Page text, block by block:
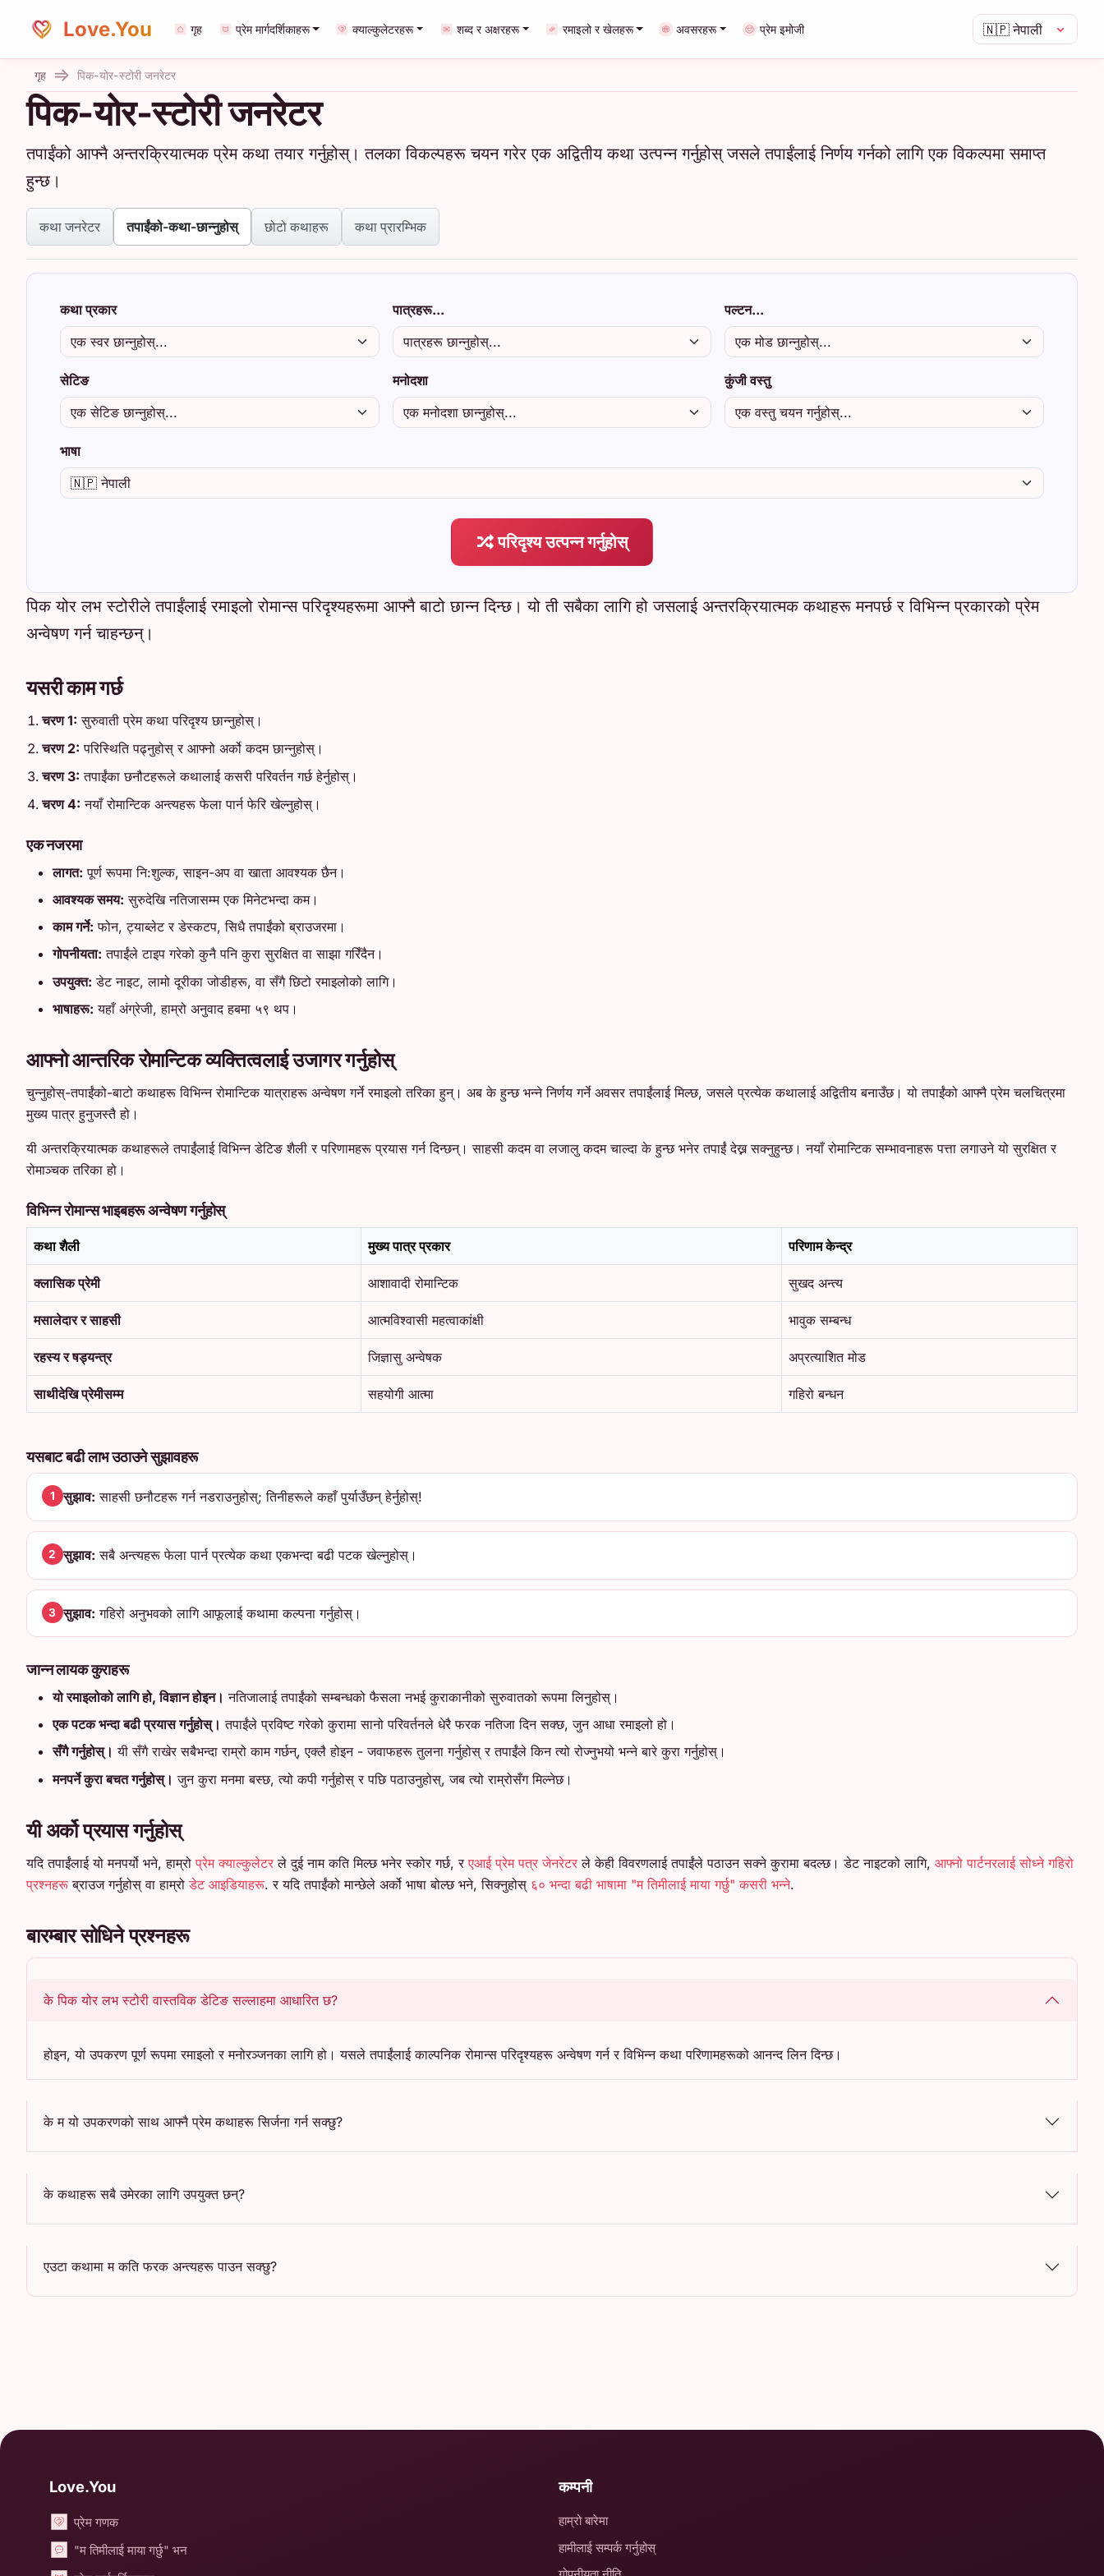
Love.You 🇳🇵 नेपाली
गृह प्रेम मार्गदर्शिकाहरू क्याल्कुलेटरहरू शब्द र अक्षरहरू रमाइलो र खेलहरू अवसरहरू प्रेम इमोजी
गृह पिक-योर-स्टोरी जनरेटर
पिक-योर-स्टोरी जनरेटर
तपाईंको आफ्नै अन्तरक्रियात्मक प्रेम कथा तयार गर्नुहोस्। तलका विकल्पहरू चयन गरेर एक अद्वितीय कथा उत्पन्न गर्नुहोस् जसले तपाईंलाई निर्णय गर्नको लागि एक विकल्पमा समाप्त
हुन्छ।
कथा जनरेटर तपाईंको-कथा-छान्नुहोस् छोटो कथाहरू कथा प्रारम्भिक
कथा प्रकार पात्रहरू... पल्टन...
सेटिङ मनोदशा कुंजी वस्तु
भाषा
परिदृश्य उत्पन्न गर्नुहोस्
पिक योर लभ स्टोरीले तपाईंलाई रमाइलो रोमान्स परिदृश्यहरूमा आफ्नै बाटो छान्न दिन्छ। यो ती सबैका लागि हो जसलाई अन्तरक्रियात्मक कथाहरू मनपर्छ र विभिन्न प्रकारको प्रेम
अन्वेषण गर्न चाहन्छन्।
यसरी काम गर्छ
चरण 1: सुरुवाती प्रेम कथा परिदृश्य छान्नुहोस्।
चरण 2: परिस्थिति पढ्नुहोस् र आफ्नो अर्को कदम छान्नुहोस्।
चरण 3: तपाईंका छनौटहरूले कथालाई कसरी परिवर्तन गर्छ हेर्नुहोस्।
चरण 4: नयाँ रोमान्टिक अन्त्यहरू फेला पार्न फेरि खेल्नुहोस्।
एक नजरमा
लागत: पूर्ण रूपमा नि:शुल्क, साइन-अप वा खाता आवश्यक छैन।
आवश्यक समय: सुरुदेखि नतिजासम्म एक मिनेटभन्दा कम।
काम गर्ने: फोन, ट्याब्लेट र डेस्कटप, सिधै तपाईंको ब्राउजरमा।
गोपनीयता: तपाईंले टाइप गरेको कुनै पनि कुरा सुरक्षित वा साझा गरिँदैन।
उपयुक्त: डेट नाइट, लामो दूरीका जोडीहरू, वा सँगै छिटो रमाइलोको लागि।
भाषाहरू: यहाँ अंग्रेजी, हाम्रो अनुवाद हबमा ५९ थप।
आफ्नो आन्तरिक रोमान्टिक व्यक्तित्वलाई उजागर गर्नुहोस्
चुन्नुहोस्-तपाईंको-बाटो कथाहरू विभिन्न रोमान्टिक यात्राहरू अन्वेषण गर्ने रमाइलो तरिका हुन्। अब के हुन्छ भन्ने निर्णय गर्ने अवसर तपाईंलाई मिल्छ, जसले प्रत्येक कथालाई अद्वितीय बनाउँछ। यो तपाईंको आफ्नै प्रेम चलचित्रमा
मुख्य पात्र हुनुजस्तै हो।
यी अन्तरक्रियात्मक कथाहरूले तपाईंलाई विभिन्न डेटिङ शैली र परिणामहरू प्रयास गर्न दिन्छन्। साहसी कदम वा लजालु कदम चाल्दा के हुन्छ भनेर तपाईं देख्न सक्नुहुन्छ। नयाँ रोमान्टिक सम्भावनाहरू पत्ता लगाउने यो सुरक्षित र
रोमाञ्चक तरिका हो।
विभिन्न रोमान्स भाइबहरू अन्वेषण गर्नुहोस्
कथा शैली मुख्य पात्र प्रकार परिणाम केन्द्र
क्लासिक प्रेमी आशावादी रोमान्टिक सुखद अन्त्य
मसालेदार र साहसी आत्मविश्वासी महत्वाकांक्षी भावुक सम्बन्ध
रहस्य र षड्यन्त्र जिज्ञासु अन्वेषक अप्रत्याशित मोड
साथीदेखि प्रेमीसम्म सहयोगी आत्मा गहिरो बन्धन
यसबाट बढी लाभ उठाउने सुझावहरू
1 सुझाव: साहसी छनौटहरू गर्न नडराउनुहोस्; तिनीहरूले कहाँ पुर्याउँछन् हेर्नुहोस्!
2 सुझाव: सबै अन्त्यहरू फेला पार्न प्रत्येक कथा एकभन्दा बढी पटक खेल्नुहोस्।
3 सुझाव: गहिरो अनुभवको लागि आफूलाई कथामा कल्पना गर्नुहोस्।
जान्न लायक कुराहरू
यो रमाइलोको लागि हो, विज्ञान होइन। नतिजालाई तपाईंको सम्बन्धको फैसला नभई कुराकानीको सुरुवातको रूपमा लिनुहोस्।
एक पटक भन्दा बढी प्रयास गर्नुहोस्। तपाईंले प्रविष्ट गरेको कुरामा सानो परिवर्तनले धेरै फरक नतिजा दिन सक्छ, जुन आधा रमाइलो हो।
सँगै गर्नुहोस्। यी सँगै राखेर सबैभन्दा राम्रो काम गर्छन्, एक्लै होइन - जवाफहरू तुलना गर्नुहोस् र तपाईंले किन त्यो रोज्नुभयो भन्ने बारे कुरा गर्नुहोस्।
मनपर्ने कुरा बचत गर्नुहोस्। जुन कुरा मनमा बस्छ, त्यो कपी गर्नुहोस् र पछि पठाउनुहोस्, जब त्यो राम्रोसँग मिल्नेछ।
यी अर्को प्रयास गर्नुहोस्
यदि तपाईंलाई यो मनपर्यो भने, हाम्रोप्रेम क्याल्कुलेटर ले दुई नाम कति मिल्छ भनेर स्कोर गर्छ, रएआई प्रेम पत्र जेनरेटर ले केही विवरणलाई तपाईंले पठाउन सक्ने कुरामा बदल्छ। डेट नाइटको लागि, आफ्नो पार्टनरलाई सोध्ने गहिरो
प्रश्नहरू ब्राउज गर्नुहोस् वा हाम्रोडेट आइडियाहरू. र यदि तपाईंको मान्छेले अर्को भाषा बोल्छ भने, सिक्नुहोस् ६० भन्दा बढी भाषामा "म तिमीलाई माया गर्छु" कसरी भन्ने.
बारम्बार सोधिने प्रश्नहरू
के पिक योर लभ स्टोरी वास्तविक डेटिङ सल्लाहमा आधारित छ?
होइन, यो उपकरण पूर्ण रूपमा रमाइलो र मनोरञ्जनका लागि हो। यसले तपाईंलाई काल्पनिक रोमान्स परिदृश्यहरू अन्वेषण गर्न र विभिन्न कथा परिणामहरूको आनन्द लिन दिन्छ।
के म यो उपकरणको साथ आफ्नै प्रेम कथाहरू सिर्जना गर्न सक्छु?
के कथाहरू सबै उमेरका लागि उपयुक्त छन्?
एउटा कथामा म कति फरक अन्त्यहरू पाउन सक्छु?
Love.You
प्रेम गणक
"म तिमीलाई माया गर्छु" भन
कम्पनी
हाम्रो बारेमा
हामीलाई सम्पर्क गर्नुहोस्